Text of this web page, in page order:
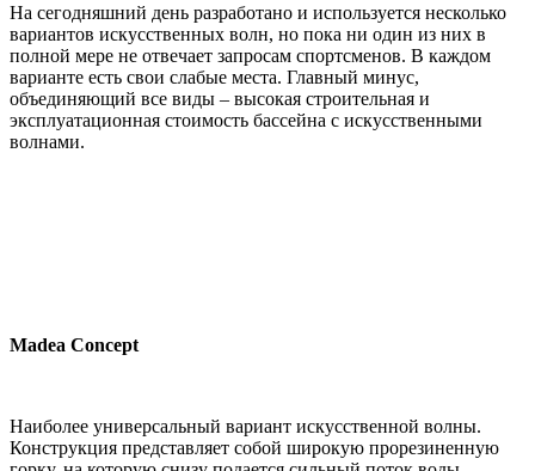
На сегодняшний день разработано и используется несколько
вариантов искусственных волн, но пока ни один из них в
полной мере не отвечает запросам спортсменов. В каждом
варианте есть свои слабые места. Главный минус,
объединяющий все виды – высокая строительная и
эксплуатационная стоимость бассейна с искусственными
волнами.
Madea Concept
Наиболее универсальный вариант искусственной волны.
Конструкция представляет собой широкую прорезиненную